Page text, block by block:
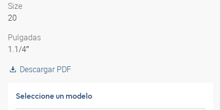
Size
20
Pulgadas
1.1/4″
Descargar PDF
Seleccione un modelo